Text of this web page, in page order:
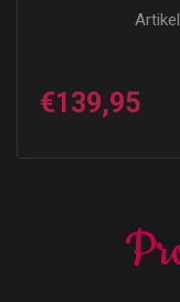
€139,95